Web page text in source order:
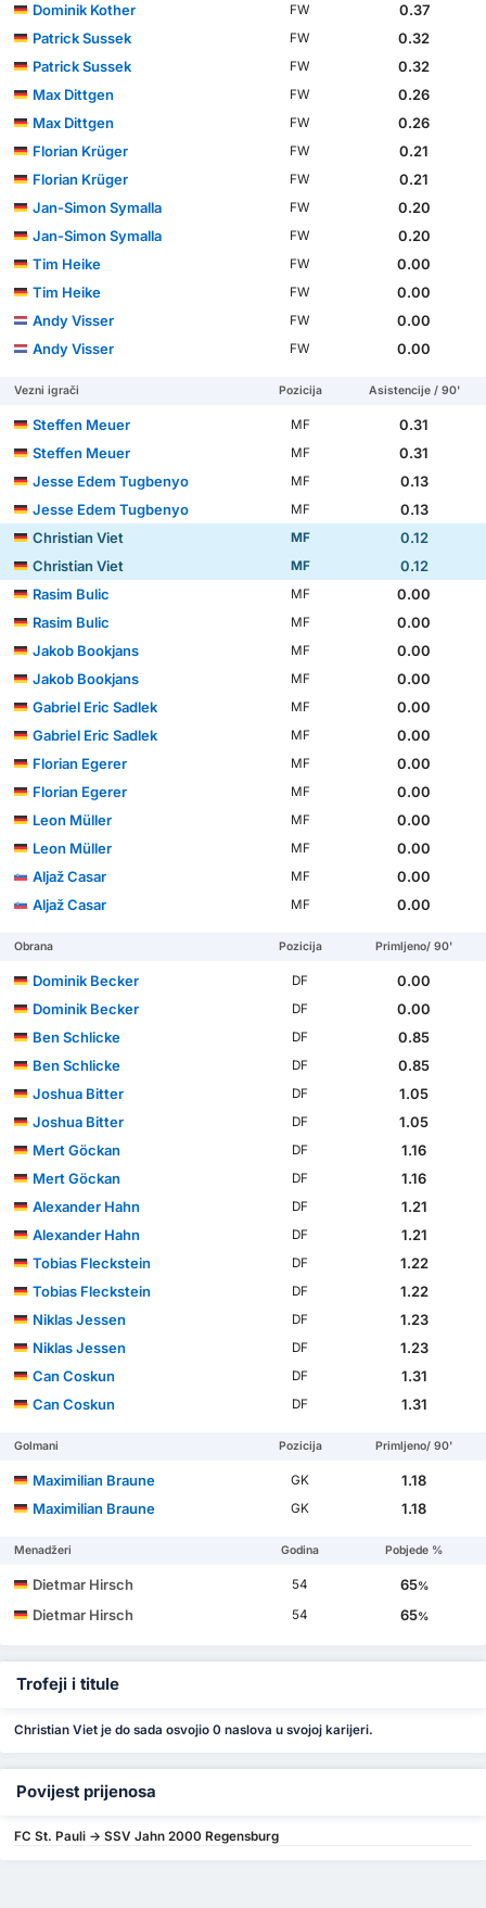
Dominik Kother FW
0.37
Patrick Sussek
FW
0.32
Patrick Sussek
FW
0.32
Max Dittgen
FW
0.26
Max Dittgen
FW
0.26
Florian Krüger
FW
0.21
Florian Krüger
FW
0.21
Jan-Simon Symalla
FW
0.20
Jan-Simon Symalla
FW
0.20
Tim Heike
FW
0.00
Tim Heike
FW
0.00
Andy Visser
FW
0.00
Andy Visser
FW 0.00
Vezni igrači Pozicija Asistencije / 90'
Steffen Meuer MF
0.31
Steffen Meuer
MF
0.31
Jesse Edem Tugbenyo
MF
0.13
Jesse Edem Tugbenyo
MF
0.13
Christian Viet
MF
0.12
Christian Viet
MF
0.12
Rasim Bulic
MF
0.00
Rasim Bulic
MF
0.00
Jakob Bookjans
MF
0.00
Jakob Bookjans
MF
0.00
Gabriel Eric Sadlek
MF
0.00
Gabriel Eric Sadlek
MF
0.00
Florian Egerer
MF
0.00
Florian Egerer
MF
0.00
Leon Müller
MF
0.00
Leon Müller
MF
0.00
Aljaž Casar
MF
0.00
Aljaž Casar
MF 0.00
Obrana Pozicija Primljeno/ 90'
Dominik Becker DF
0.00
Dominik Becker
DF
0.00
Ben Schlicke
DF
0.85
Ben Schlicke
DF
0.85
Joshua Bitter
DF
1.05
Joshua Bitter
DF
1.05
Mert Göckan
DF
1.16
Mert Göckan
DF
1.16
Alexander Hahn
DF
1.21
Alexander Hahn
DF
1.21
Tobias Fleckstein
DF
1.22
Tobias Fleckstein
DF
1.22
Niklas Jessen
DF
1.23
Niklas Jessen
DF
1.23
Can Coskun
DF
1.31
Can Coskun
DF 1.31
Golmani Pozicija Primljeno/ 90'
Maximilian Braune GK
1.18
Maximilian Braune
GK 1.18
Menadžeri Godina Pobjede %
Dietmar Hirsch 54 65%
Dietmar Hirsch 54 65%
Trofeji i titule
Christian Viet je do sada osvojio 0 naslova u svojoj karijeri.
Povijest prijenosa
FC St. Pauli -> SSV Jahn 2000 Regensburg